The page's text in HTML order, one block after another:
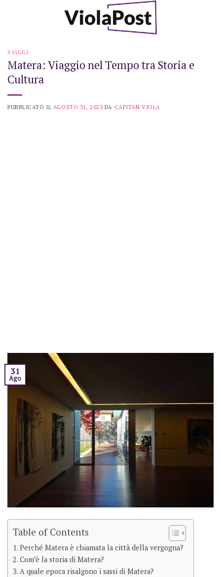
VIAGGI
Matera: Viaggio nel Tempo tra Storia e
Cultura
PUBBLICATO IL AGOSTO 31, 2023 DA CAPITAN VIOLA
31
Ago
Table of Contents
Perché Matera è chiamata la città della vergogna?
Com’è la storia di Matera?
A quale epoca risalgono i sassi di Matera?